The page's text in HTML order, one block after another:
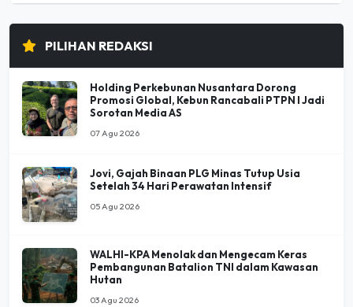
PILIHAN REDAKSI
Holding Perkebunan Nusantara Dorong
Promosi Global, Kebun Rancabali PTPN I Jadi
Sorotan Media AS
07 Agu 2026
Jovi, Gajah Binaan PLG Minas Tutup Usia
Setelah 34 Hari Perawatan Intensif
05 Agu 2026
WALHI-KPA Menolak dan Mengecam Keras
Pembangunan Batalion TNI dalam Kawasan
Hutan
03 Agu 2026